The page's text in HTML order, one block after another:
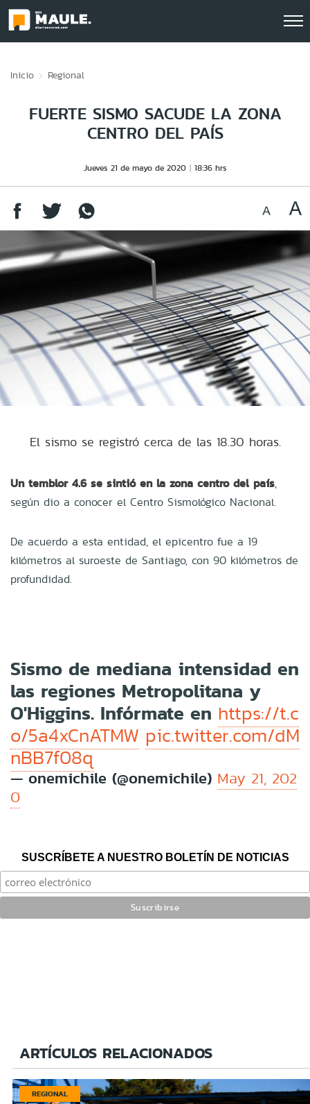
Inicio Regional
FUERTE SISMO SACUDE LA ZONA
CENTRO DEL PAÍS
Jueves 21 de mayo de 2020 18:36 hrs
El sismo se registró cerca de las 18.30 horas.
Un temblor 4.6 se sintió en la zona centro del país,
según dio a conocer el Centro Sismológico Nacional.
De acuerdo a esta entidad, el epicentro fue a 19
kilómetros al suroeste de Santiago, con 90 kilómetros de
profundidad.
Sismo de mediana intensidad en
las regiones Metropolitana y
O'Higgins. Infórmate en https://t.c
o/5a4xCnATMW pic.twitter.com/dM
nBB7f08q
— onemichile (@onemichile) May 21, 202
0
SUSCRÍBETE A NUESTRO BOLETÍN DE NOTICIAS
ARTÍCULOS RELACIONADOS
REGIONAL